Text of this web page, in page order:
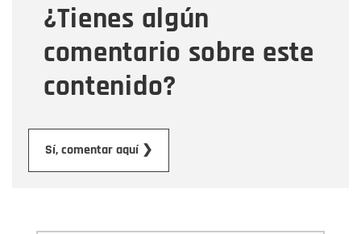
¿Tienes algún
comentario sobre este
contenido?
Sí, comentar aquí ❯
Mensaje